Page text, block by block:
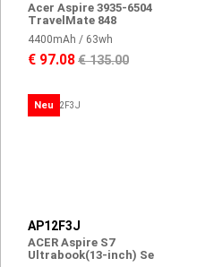
Acer Aspire 3935-6504
TravelMate 848
4400mAh / 63wh
€ 97.08€ 135.00
Neu
AP12F3J
ACER Aspire S7
Ultrabook(13-inch) Se